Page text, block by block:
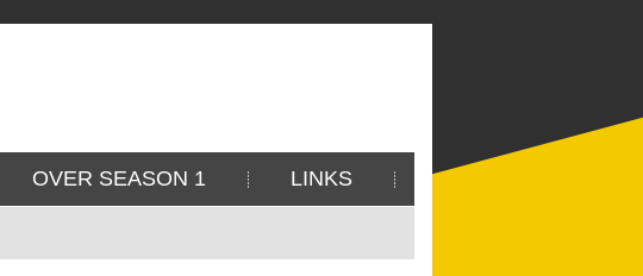
OVER SEASON 1 LINKS